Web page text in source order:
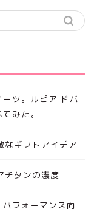
ツ。ルピア ドバ
みた。
なギフトアイデア
チタンの濃度
フォーマンス向